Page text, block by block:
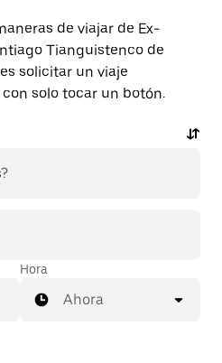
de viajar de Ex-
Tianguistenco de
solicitar un viaje
solo tocar un botón.
Hora
Ahora